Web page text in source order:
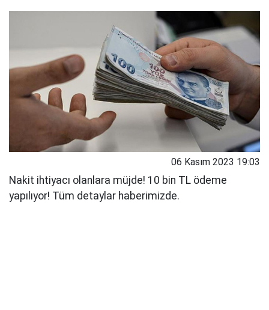
06 Kasım 2023 19:03
Nakit ihtiyacı olanlara müjde! 10 bin TL ödeme
yapılıyor! Tüm detaylar haberimizde.